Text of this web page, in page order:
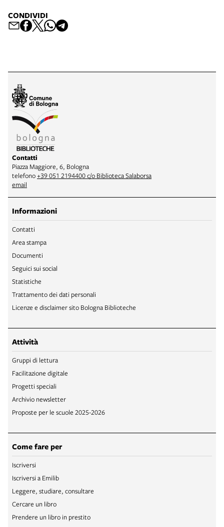
CONDIVIDI
Contatti
Piazza Maggiore, 6, Bologna
telefono+39 051 2194400 c/o Biblioteca Salaborsa
email
Informazioni
Contatti
Area stampa
Documenti
Seguici sui social
Statistiche
Trattamento dei dati personali
Licenze e disclaimer sito Bologna Biblioteche
Attività
Gruppi di lettura
Facilitazione digitale
Progetti speciali
Archivio newsletter
Proposte per le scuole 2025-2026
Come fare per
Iscriversi
Iscriversi a Emilib
Leggere, studiare, consultare
Cercare un libro
Prendere un libro in prestito